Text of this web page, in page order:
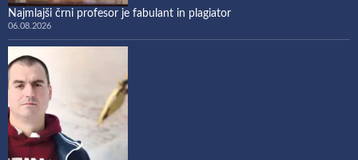
Najmlajši črni profesor je fabulant in plagiator
06.08.2026